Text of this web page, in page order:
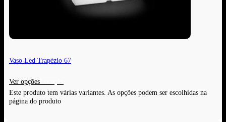
Vaso Led Trapézio 67
Ver opções
Este produto tem várias variantes. As opções podem ser escolhidas na
página do produto